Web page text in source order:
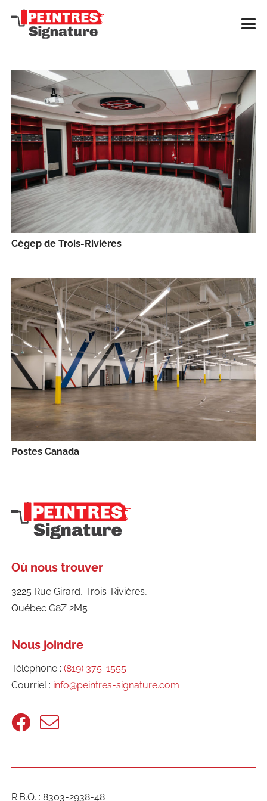
Cégep de Trois-Rivières
Postes Canada
Où nous trouver
3225 Rue Girard, Trois-Rivières,
Québec G8Z 2M5
Nous joindre
Téléphone : (819) 375-1555
Courriel : info@peintres-signature.com
R.B.Q. : 8303-2938-48